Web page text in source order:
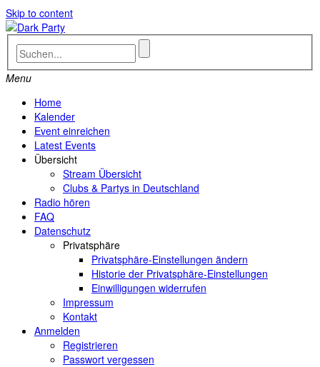
Skip to content
Menu
Home
Kalender
Event einreichen
Latest Events
Übersicht
Stream Übersicht
Clubs & Partys in Deutschland
Radio hören
FAQ
Datenschutz
Privatsphäre
Privatsphäre-Einstellungen ändern
Historie der Privatsphäre-Einstellungen
Einwilligungen widerrufen
Impressum
Kontakt
Anmelden
Registrieren
Passwort vergessen